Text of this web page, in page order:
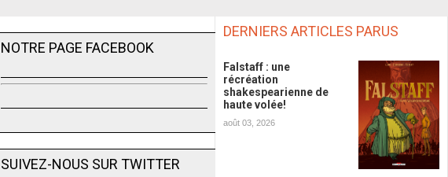
NOTRE PAGE FACEBOOK
SUIVEZ-NOUS SUR TWITTER
DERNIERS ARTICLES PARUS
Falstaff : une
récréation
shakespearienne de
haute volée!
août 03, 2026